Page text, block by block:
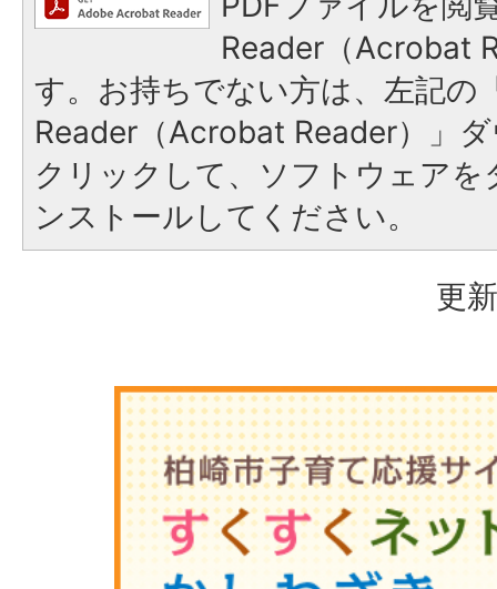
Reader（Acrobat
す。お持ちでない方は、左記の
Reader（Acrobat Reader）」
クリックして、ソフトウェア
ンストールしてください。
更